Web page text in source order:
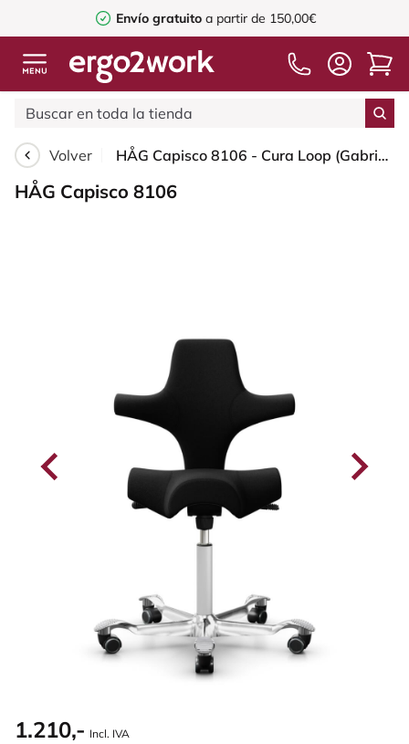
Envío gratuito a partir de 150,00€
Volver HÅG Capisco 8106 - Cura Loop (Gabriel) - Poliéster reciclados - CLP60999 Black - White - 150mm (seat height 40–55cm) - Soft castors for hard floors
HÅG Capisco 8106
1.210,- Incl. IVA